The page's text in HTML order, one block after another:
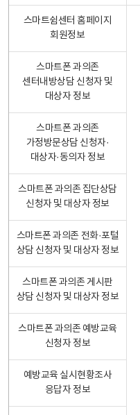
스마트쉼센터 홈페이지
회원정보
스마트폰 과의존
센터내방상담 신청자 및
대상자 정보
스마트폰 과의존
가정방문상담 신청자·
대상자·동의자 정보
스마트폰 과의존 집단상담
신청자 및 대상자 정보
스마트폰 과의존 전화·포털
상담 신청자 및 대상자 정보
스마트폰 과의존 게시판
상담 신청자 및 대상자 정보
스마트폰 과의존 예방교육
신청자 정보
예방교육 실시현황조사
응답자 정보